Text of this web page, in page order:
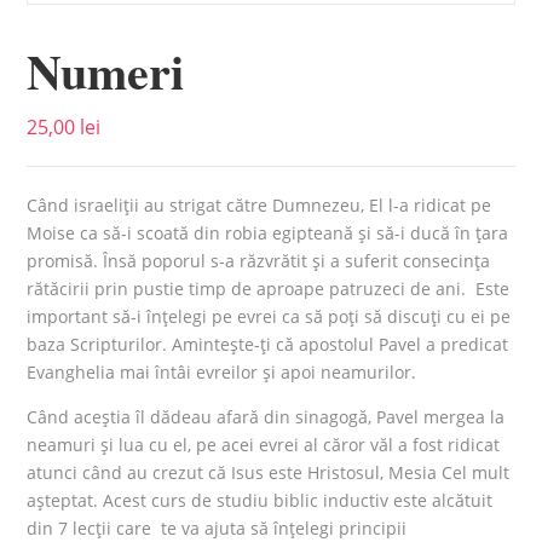
Numeri
25,00 lei
Când israeliții au strigat către Dumnezeu, El l-a ridicat pe
Moise ca să-i scoată din robia egipteană și să-i ducă în țara
promisă. Însă poporul s-a răzvrătit și a suferit consecința
rătăcirii prin pustie timp de aproape patruzeci de ani. Este
important să-i înțelegi pe evrei ca să poți să discuți cu ei pe
baza Scripturilor. Amintește-ți că apostolul Pavel a predicat
Evanghelia mai întâi evreilor și apoi neamurilor.
Când aceștia îl dădeau afară din sinagogă, Pavel mergea la
neamuri și lua cu el, pe acei evrei al căror văl a fost ridicat
atunci când au crezut că Isus este Hristosul, Mesia Cel mult
așteptat. Acest curs de studiu biblic inductiv este alcătuit
din 7 lecții care te va ajuta să înțelegi principii